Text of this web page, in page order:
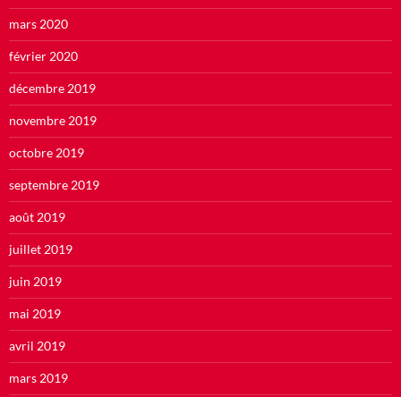
mars 2020
février 2020
décembre 2019
novembre 2019
octobre 2019
septembre 2019
août 2019
juillet 2019
juin 2019
mai 2019
avril 2019
mars 2019